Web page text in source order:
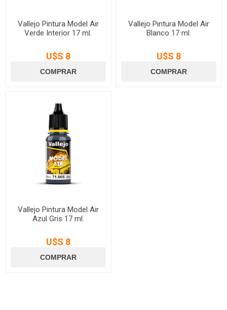
Vallejo Pintura Model Air
Verde Interior 17 ml.
U$S 8
Vallejo Pintura Model Air
Blanco 17 ml.
U$S 8
Vallejo Pintura Model Air
Azul Gris 17 ml.
U$S 8